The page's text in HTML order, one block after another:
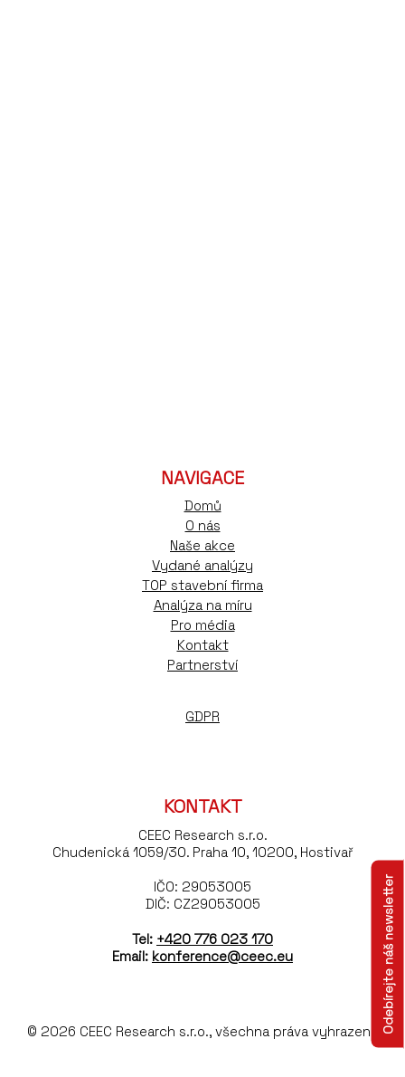
NAVIGACE
Domů
O nás
Naše akce
Vydané analýzy
TOP stavební firma
Analýza na míru
Pro média
Kontakt
Partnerství
GDPR
KONTAKT
CEEC Research s.r.o.
Chudenická 1059/30. Praha 10, 10200, Hostivař
IČO: 29053005
DIČ: CZ29053005
Tel: +420 776 023 170
Email: konference@ceec.eu
© 2026 CEEC Research s.r.o., všechna práva vyhrazena Odebírejte náš newsletter